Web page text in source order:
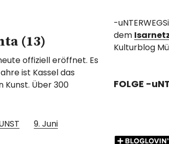
(13)
offiziell eröffnet. Es
ist Kassel das
Über 300
9. Juni
-
dem
Kulturblog
FOLGE -